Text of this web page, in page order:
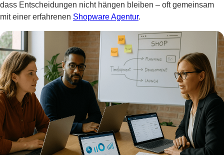
dass Entscheidungen nicht hängen bleiben – oft gemeinsam
mit einer erfahrenen Shopware Agentur.